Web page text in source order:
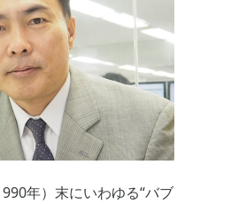
年）末にいわゆる“バブ